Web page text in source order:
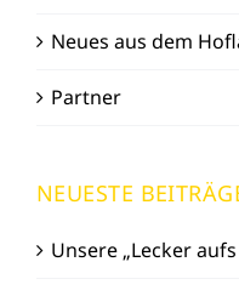
Neues aus dem
Partner
NEUESTE
Unsere „Lecker